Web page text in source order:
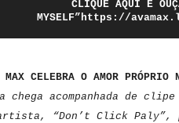
CLIQUE AQUI E
MYSELF”https://
MAX CELEBRA O AMOR
chega acompanhada de
“Don’t Click Paly”,